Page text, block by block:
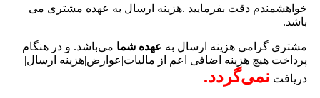
خواهشمندم دقت بفرمایید .هزینه ارسال به عهده مشتری می
باشد.
مشتری گرامی هزینه ارسال به عهده شما می‌باشد. و در هنگام
پرداخت هیچ هزینه اضافی اعم از مالیات|عوارض|هزینه ارسال|
دریافت نمی‌گردد.